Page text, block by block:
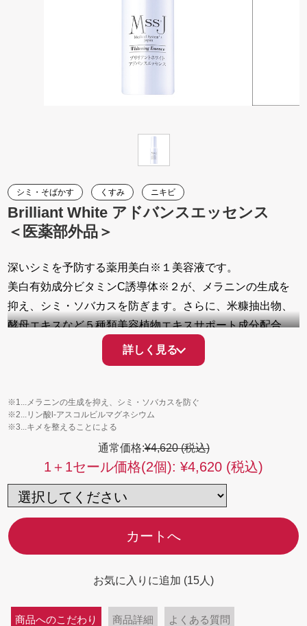
シミ・そばかす くすみ ニキビ
Brilliant White アドバンスエッセンス
＜医薬部外品＞
深いシミを予防する薬用美白※１美容液です。
美白有効成分ビタミンC誘導体※２が、メラニンの生成を
抑え、シミ・ソバカスを防ぎます。さらに、米糠抽出物、
酵母エキスなど５種類美容植物エキスサポート成分配合。
乾燥などの紫外線ダメージに負けない、すこやかな肌をキ
ープします。大人の深まるシミを本格ケアし、透明感※3の
詳しく見る
※1...メラニンの生成を抑え、シミ・ソバカスを防ぐ
※2...リン酸l-アスコルビルマグネシウム
※3...キメを整えることによる
通常価格:¥4,620 (税込)
1＋1セール価格(2個): ¥4,620 (税込)
カートへ
お気に入りに追加 (15人)
商品へのこだわり 商品詳細 よくある質問